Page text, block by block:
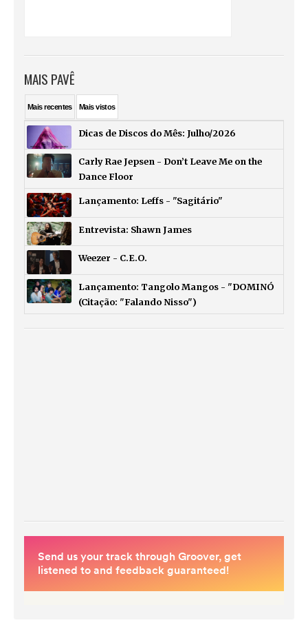
MAIS PAVÊ
Maisrecentes Maisvistos
Dicas de Discos do Mês: Julho/2026
Carly Rae Jepsen - Don’t Leave Me on the
Dance Floor
Lançamento: Leffs - "Sagitário"
Entrevista: Shawn James
Weezer - C.E.O.
Lançamento: Tangolo Mangos - "DOMINÓ
(Citação: "Falando Nisso")